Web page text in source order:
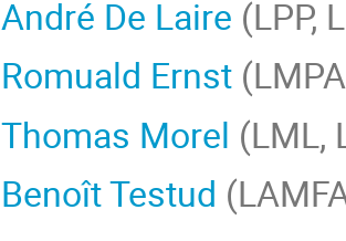
André De Laire (LPP,
Romuald Ernst
Thomas Morel (LML,
Benoît Testud